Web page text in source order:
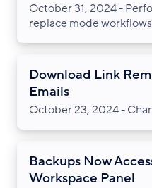
October 31, 2024 -
replace mode workflows
Download Link
Emails
October 23, 2024 -
Backups Now
Workspace Panel